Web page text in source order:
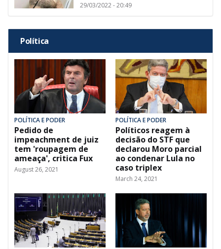
29/03/2022 - 20:49
Política
POLÍTICA E PODER
Pedido de
impeachment de juiz
tem 'roupagem de
ameaça', critica Fux
August 26, 2021
POLÍTICA E PODER
Políticos reagem à
decisão do STF que
declarou Moro parcial
ao condenar Lula no
caso triplex
March 24, 2021